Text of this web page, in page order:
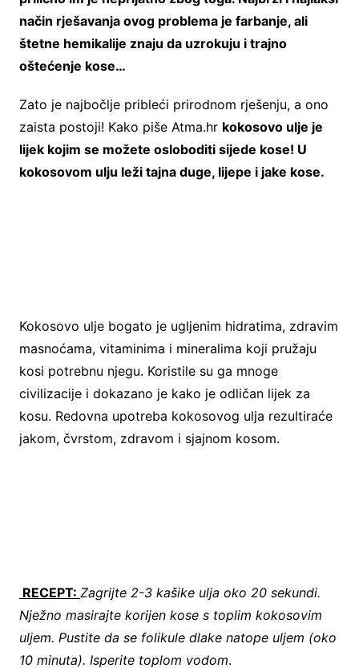
način rješavanja ovog problema je farbanje, ali
štetne hemikalije znaju da uzrokuju i trajno
oštećenje kose…
Zato je najbočlje pribleći prirodnom rješenju, a ono
zaista postoji! Kako piše Atma.hr kokosovo ulje je
lijek kojim se možete osloboditi sijede kose! U
kokosovom ulju leži tajna duge, lijepe i jake kose.
Kokosovo ulje bogato je ugljenim hidratima, zdravim
masnoćama, vitaminima i mineralima koji pružaju
kosi potrebnu njegu. Koristile su ga mnoge
civilizacije i dokazano je kako je odličan lijek za
kosu. Redovna upotreba kokosovog ulja rezultiraće
jakom, čvrstom, zdravom i sjajnom kosom.
RECEPT: Zagrijte 2-3 kašike ulja oko 20 sekundi.
Nježno masirajte korijen kose s toplim kokosovim
uljem. Pustite da se folikule dlake natope uljem (oko
10 minuta). Isperite toplom vodom.